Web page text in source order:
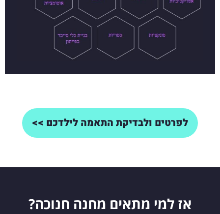
לפרטים ולבדיקת התאמה לילדכם >>
אז למי מתאים מחנה חנוכה?